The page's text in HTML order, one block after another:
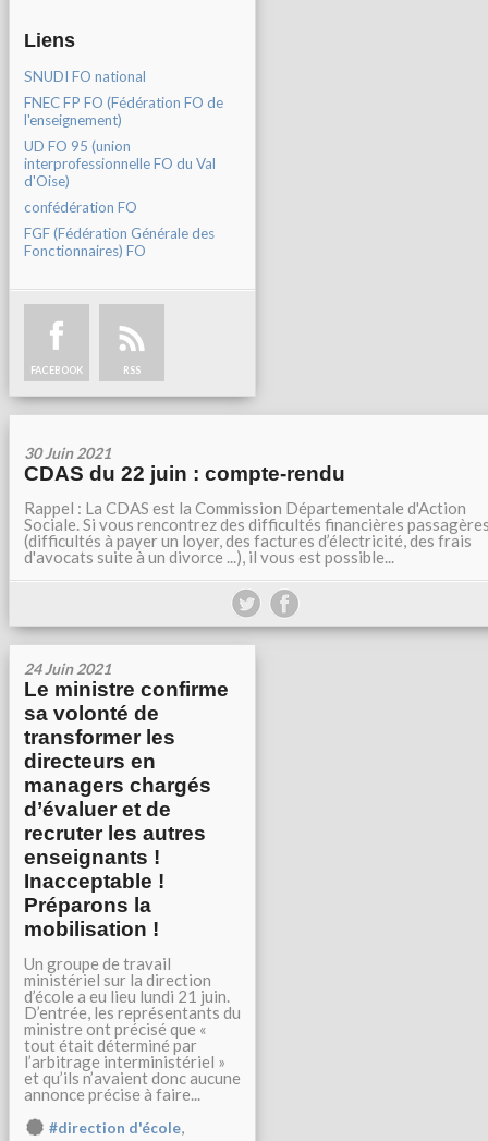
Liens
SNUDI FO national
FNEC FP FO (Fédération FO de
l'enseignement)
UD FO 95 (union
interprofessionnelle FO du Val
d'Oise)
confédération FO
FGF (Fédération Générale des
Fonctionnaires) FO
FACEBOOK RSS
30 Juin 2021
CDAS du 22 juin : compte-rendu
Rappel : La CDAS est la Commission Départementale d'Action
Sociale. Si vous rencontrez des difficultés financières
(difficultés à payer un loyer, des factures d’électricité, des frais
d'avocats suite à un divorce ...), il vous est possible...
24 Juin 2021
Le ministre confirme
sa volonté de
transformer les
directeurs en
managers chargés
d’évaluer et de
recruter les autres
enseignants !
Inacceptable !
Préparons la
mobilisation !
Un groupe de travail
ministériel sur la direction
d’école a eu lieu lundi 21 juin.
D’entrée, les représentants du
ministre ont précisé que «
tout était déterminé par
l’arbitrage interministériel »
et qu’ils n’avaient donc aucune
annonce précise à faire...
#direction d'école,